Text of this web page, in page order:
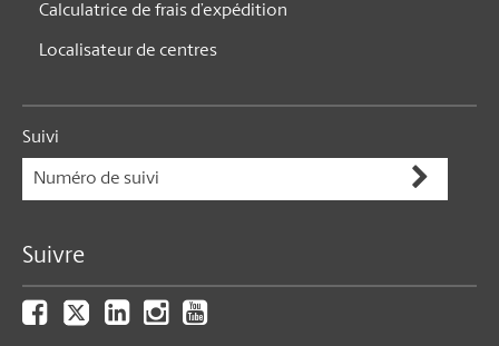
Calculatrice de frais d’expédition
Localisateur de centres
Suivi
Suivre